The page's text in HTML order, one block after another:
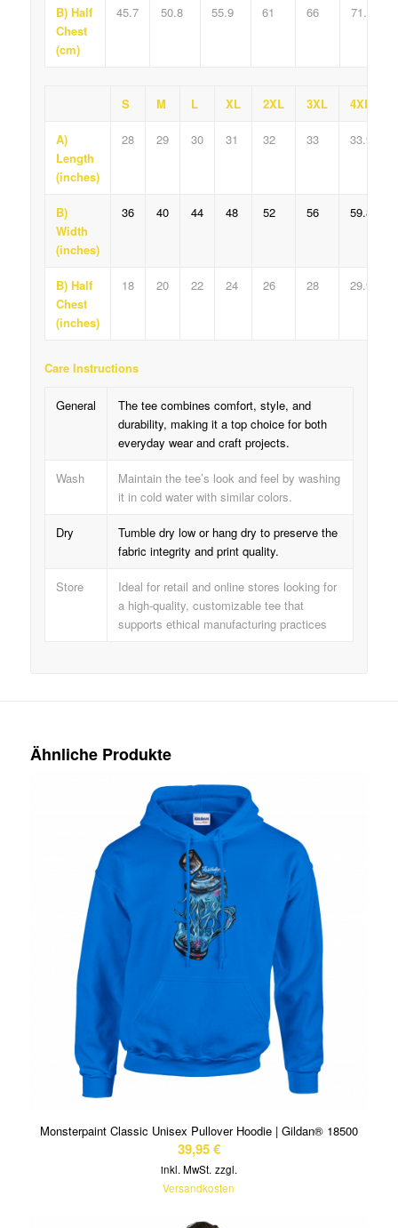
B) Half
Chest
(cm)
45.7 50.8 55.9 61 66 71.1
S M L XL 2XL 3XL 4XL
A)
Length
(inches)
28 29 30 31 32 33 33.9
B)
Width
(inches)
36 40 44 48 52 56 59.8
B) Half
Chest
(inches)
18 20 22 24 26 28 29.9
Care Instructions
General
The tee combines comfort, style, and
durability, making it a top choice for both
everyday wear and craft projects.
Wash
Maintain the tee’s look and feel by washing
it in cold water with similar colors.
Dry
Tumble dry low or hang dry to preserve the
fabric integrity and print quality.
Store
Ideal for retail and online stores looking for
a high-quality, customizable tee that
supports ethical manufacturing practices
Ähnliche Produkte
Monsterpaint Classic Unisex Pullover Hoodie | Gildan® 18500
39,95€
inkl. MwSt. zzgl.
Versandkosten